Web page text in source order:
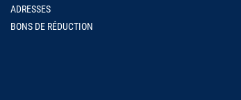
ADRESSES
BONS DE RÉDUCTION